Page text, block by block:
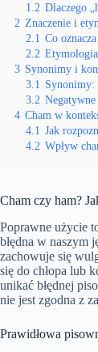
1.2 Dlaczego
2 Znaczenie i
2.1 Co
2.2
3 Synonimy i
3.1
3.2 Negatywne
4 Cham w
4.1 Jak
4.2 Wpływ
Cham czy ham?
Poprawne użycie
błędna w naszym
zachowuje się
się do chłopa lub
unikać błędnej
nie jest zgodna z
Prawidłowa